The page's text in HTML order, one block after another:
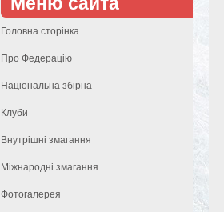
Головна сторінка
Про Федерацію
Національна збірна
Клуби
Внутрішні змагання
Міжнародні змагання
Фотогалерея